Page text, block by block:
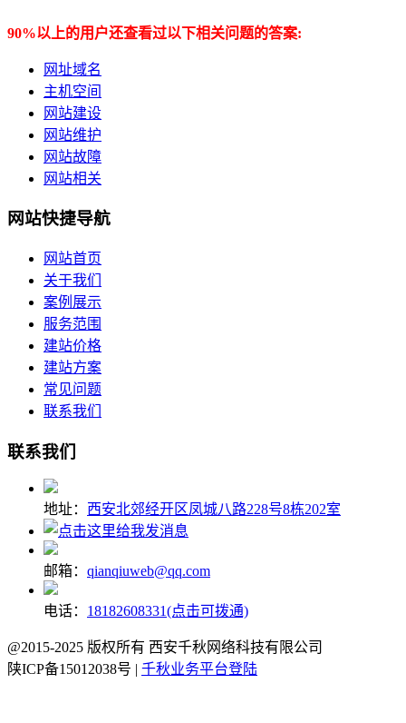
90%以上的用户还查看过以下相关问题的答案:
网址域名
主机空间
网站建设
网站维护
网站故障
网站相关
网站快捷导航
网站首页
关于我们
案例展示
服务范围
建站价格
建站方案
常见问题
联系我们
联系我们
地址： 西安北郊经开区凤城八路228号8栋202室
邮箱： qianqiuweb@qq.com
电话： 18182608331(点击可拨通)
@2015-2025 版权所有 西安千秋网络科技有限公司
陕ICP备15012038号 | 千秋业务平台登陆